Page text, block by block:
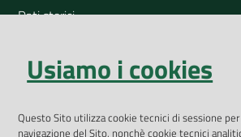
Dati storici
Open Data
App Arpav
Usiamo i cookies
Questo Sito utilizza cookie tecnici di sessione
navigazione del Sito, nonchè cookie tecnici